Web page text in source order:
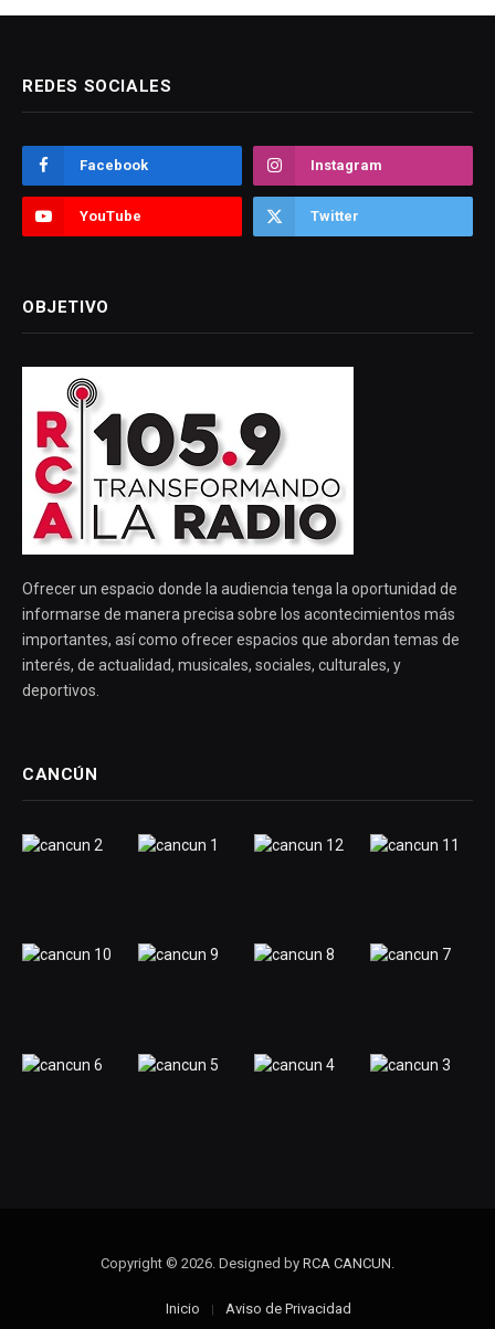
REDES SOCIALES
Facebook Instagram
YouTube Twitter
OBJETIVO
Ofrecer un espacio donde la audiencia tenga la oportunidad de
informarse de manera precisa sobre los acontecimientos más
importantes, así como ofrecer espacios que abordan temas de
interés, de actualidad, musicales, sociales, culturales, y
deportivos.
CANCÚN
Copyright © 2026. Designed by RCA CANCUN
Inicio Aviso de Privacidad